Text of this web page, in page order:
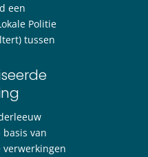
een
Politie
tussen
van